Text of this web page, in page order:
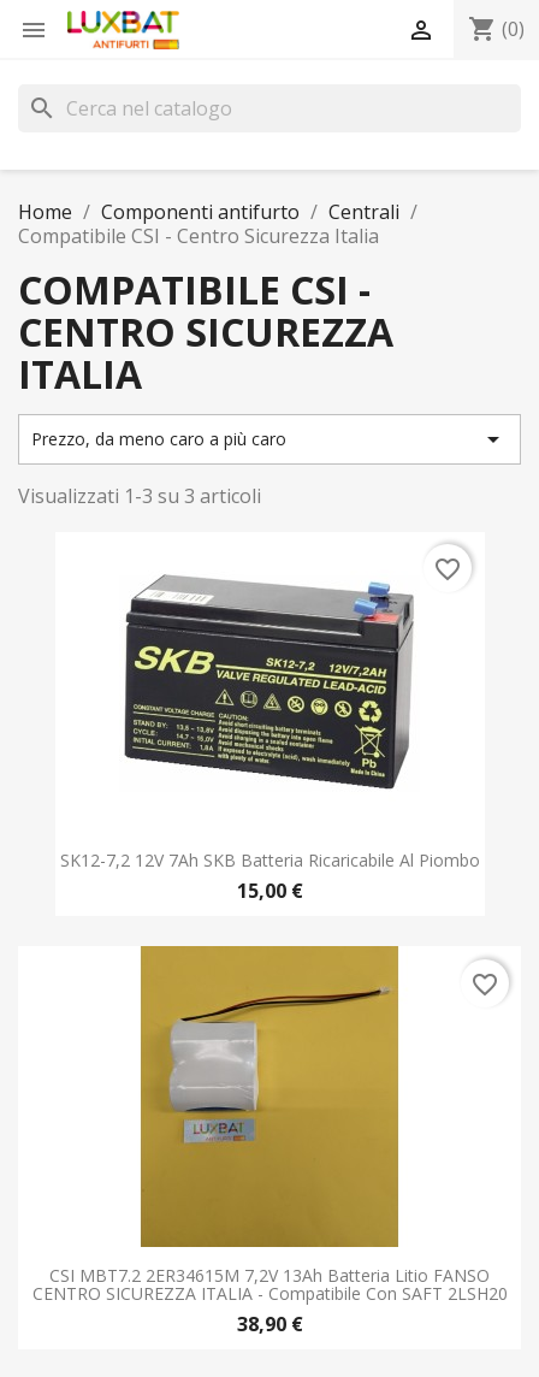
 shopping_cart (0)

search
Home Componenti antifurto
Centrali
Compatibile CSI - Centro Sicurezza Italia
COMPATIBILE CSI -
CENTRO SICUREZZA
ITALIA
Prezzo, da meno caro a più caro 
Visualizzati 1-3 su 3 articoli
SK12-7,2 12V 7Ah SKB Batteria Ricaricabile Al Piombo
15,00 €
favorite_border
CSI MBT7.2 2ER34615M 7,2V 13Ah Batteria Litio FANSO
CENTRO SICUREZZA ITALIA - Compatibile Con SAFT 2LSH20
38,90 €
favorite_border